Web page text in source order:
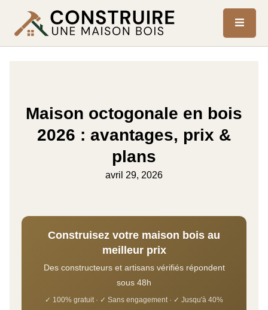
Maison octogonale en bois
2026 : avantages, prix &
plans
avril 29, 2026
Construisez votre maison bois au
meilleur prix
Des constructeurs et artisans vérifiés répondent
sous 48h
✓ 100% gratuit · ✓ Sans engagement · ✓ Jusqu'à 40%